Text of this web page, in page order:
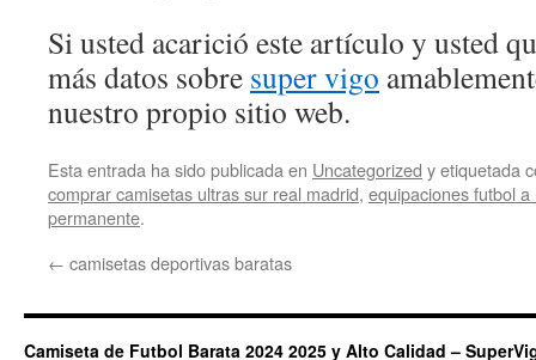
Si usted acarició este artículo y usted
más datos sobre super vigo
nuestro propio sitio web.
Esta entrada ha sido publicada en Uncategorized y etiquetada
comprar camisetas ultras sur real madrid, equipaciones futbol a
permanente.
← camisetas deportivas baratas
Camiseta de Futbol Barata 2024 2025 y Alto Calidad –